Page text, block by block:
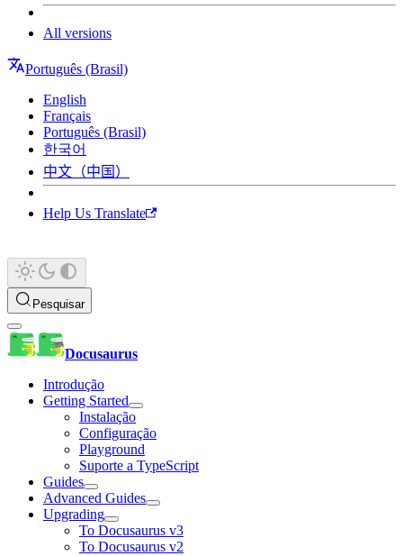
All versions
Português (Brasil)
English
Français
Português (Brasil)
한국어
中文（中国）
Help Us Translate
Pesquisar
Docusaurus
Introdução
Getting Started
Instalação
Configuração
Playground
Suporte a TypeScript
Guides
Advanced Guides
Upgrading
To Docusaurus v3
To Docusaurus v2